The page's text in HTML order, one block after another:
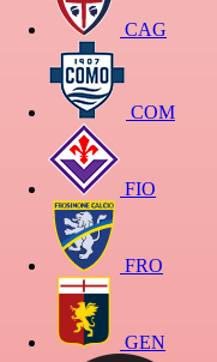
CAG
COM
FIO
FRO
GEN